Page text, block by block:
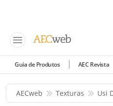
Guia de Produtos AEC Revista
AECweb Texturas Usi